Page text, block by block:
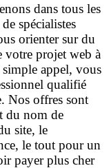
dans tous les
spécialistes
orienter sur du
votre projet web à
appel, vous
qualifié
Nos offres sont
du nom de
site, le
le tout pour un
payer plus cher